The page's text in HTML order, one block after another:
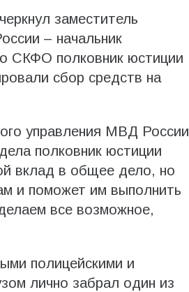
заместитель
– начальник
СКФО полковник юстиции
сбор средств на
управления МВД России
полковник юстиции
вклад в общее дело, но
и поможет им выполнить
все возможное,
полицейскими и
лично забрал один из